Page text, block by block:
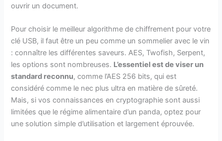
ouvrir un document.
Pour choisir le meilleur algorithme de chiffrement pour votre
clé USB, il faut être un peu comme un sommelier avec le vin
: connaître les différentes saveurs. AES, Twofish, Serpent,
les options sont nombreuses. L’essentiel est de viser un
standard reconnu, comme l’AES 256 bits, qui est
considéré comme le nec plus ultra en matière de sûreté.
Mais, si vos connaissances en cryptographie sont aussi
limitées que le régime alimentaire d’un panda, optez pour
une solution simple d’utilisation et largement éprouvée.